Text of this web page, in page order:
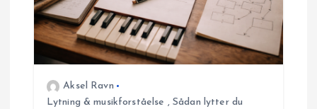
Aksel Ravn
Lytning & musikforståelse , Sådan lytter du